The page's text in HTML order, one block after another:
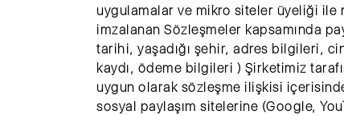
uygulamalar ve mikro siteler üyeliği ile
imzalanan Sözleşmeler kapsamında
tarihi, yaşadığı şehir, adres bilgileri,
kaydı, ödeme bilgileri ) Şirketimiz
uygun olarak sözleşme ilişkisi
sosyal paylaşım sitelerine (Google,